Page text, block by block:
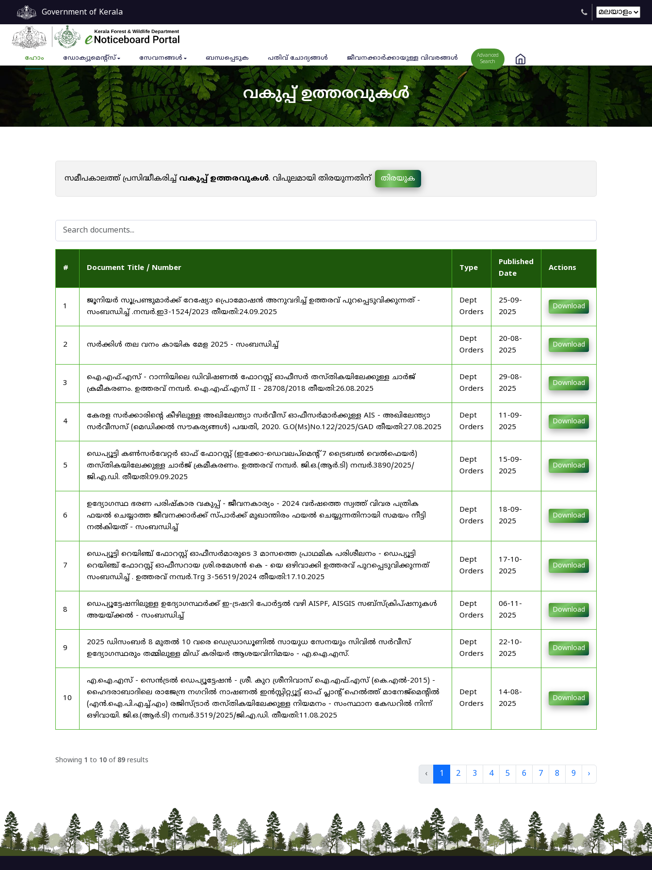
Government of Kerala
ഹോം ഡോക്യുമെൻ്റ്സ് സേവനങ്ങൾ ബന്ധപ്പെടുക പതിവ് ചോദ്യങ്ങൾ ജീവനക്കാര്‍ക്കായുള്ള വിവരങ്ങള്‍
Advanced
Search
വകുപ്പ് ഉത്തരവുകൾ
സമീപകാലത്ത് പ്രസിദ്ധീകരിച്ച്വകുപ്പ് ഉത്തരവുകൾ. വിപുലമായി തിരയുന്നതിന് തിരയുക
# Document Title / Number Type
Published
Date
Actions
1
ജൂനിയർ സൂപ്രണ്ടുമാർക്ക് റേഷ്യോ പ്രൊമോഷൻ അനുവദിച്ച് ഉത്തരവ് പുറപ്പെടുവിക്കുന്നത് -
സംബന്ധിച്ച് .നമ്പർ.ഇ3-1524/2023 തീയതി:24.09.2025
Dept
Orders
25-09-
2025
Download
2 സർക്കിൾ തല വനം കായിക മേള 2025 - സംബന്ധിച്ച്
Dept
Orders
20-08-
2025
Download
3
ഐ.എഫ്.എസ് - റാന്നിയിലെ ഡിവിഷണൽ ഫോറസ്റ്റ് ഓഫീസർ തസ്തികയിലേക്കുള്ള ചാർജ്
ക്രമീകരണം. ഉത്തരവ് നമ്പർ. ഐ.എഫ്.എസ് II - 28708/2018 തീയതി:26.08.2025
Dept
Orders
29-08-
2025
Download
4
കേരള സർക്കാരിന്റെ കീഴിലുള്ള അഖിലേന്ത്യാ സർവീസ് ഓഫീസർമാർക്കുള്ള AIS - അഖിലേന്ത്യാ
സർവീസസ് (മെഡിക്കൽ സൗകര്യങ്ങൾ) പദ്ധതി, 2020. G.O(Ms)No.122/2025/GAD തീയതി:27.08.2025
Dept
Orders
11-09-
2025
Download
5
ഡെപ്യൂട്ടി കൺസർവേറ്റർ ഓഫ് ഫോറസ്റ്റ് (ഇക്കോ-ഡെവലപ്മെന്റ് 7 ട്രൈബൽ വെൽഫെയർ)
തസ്തികയിലേക്കുള്ള ചാർജ് ക്രമീകരണം. ഉത്തരവ് നമ്പർ. ജി.ഒ.(ആർ.ടി) നമ്പർ.3890/2025/
ജി.എ.ഡി. തീയതി:09.09.2025
Dept
Orders
15-09-
2025
Download
6
ഉദ്യോഗസ്ഥ ഭരണ പരിഷ്കാര വകുപ്പ് - ജീവനകാര്യം - 2024 വർഷത്തെ സ്വത്ത് വിവര പത്രിക
ഫയൽ ചെയ്യാത്ത ജീവനക്കാർക്ക് സ്പാർക്ക് മുഖാന്തിരം ഫയൽ ചെയ്യുന്നതിനായി സമയം നീട്ടി
നൽകിയത് - സംബന്ധിച്ച്
Dept
Orders
18-09-
2025
Download
7
ഡെപ്യൂട്ടി റെയിഞ്ച് ഫോറസ്റ്റ് ഓഫീസർമാരുടെ 3 മാസത്തെ പ്രാഥമിക പരിശീലനം - ഡെപ്യൂട്ടി
റെയിഞ്ച് ഫോറസ്റ്റ് ഓഫീസറായ ശ്രി.രമേശൻ കെ - യെ ഒഴിവാക്കി ഉത്തരവ് പുറപ്പെടുവിക്കുന്നത്
സംബന്ധിച്ച് . ഉത്തരവ് നമ്പർ.Trg 3-56519/2024 തീയതി:17.10.2025
Dept
Orders
17-10-
2025
Download
8
ഡെപ്യൂട്ടേഷനിലുള്ള ഉദ്യോഗസ്ഥർക്ക് ഇ-ട്രഷറി പോർട്ടൽ വഴി AISPF, AISGIS സബ്‌സ്‌ക്രിപ്‌ഷനുകൾ
അയയ്ക്കൽ - സംബന്ധിച്ച്
Dept
Orders
06-11-
2025
Download
9
2025 ഡിസംബർ 8 മുതൽ 10 വരെ ഡെഡ്രാഡൂണിൽ സായുധ സേനയും സിവിൽ സർവീസ്
ഉദ്യോഗസ്ഥരും തമ്മിലുള്ള മിഡ് കരിയർ ആശയവിനിമയം - എ.ഐ.എസ്.
Dept
Orders
22-10-
2025
Download
10
എ.ഐ.എസ് - സെൻട്രൽ ഡെപ്യൂട്ടേഷൻ - ശ്രീ. കുറ ശ്രീനിവാസ് ഐ.എഫ്.എസ് (കെ.എൽ-2015) -
ഹൈദരാബാദിലെ രാജേന്ദ്ര നഗറിൽ നാഷണൽ ഇൻസ്റ്റിറ്റ്യൂട്ട് ഓഫ് പ്ലാന്റ് ഹെൽത്ത് മാനേജ്‌മെന്റിൽ
(എൻ.ഐ.പി.എച്ച്.എം) രജിസ്ട്രാർ തസ്തികയിലേക്കുള്ള നിയമനം - സംസ്ഥാന കേഡറിൽ നിന്ന്
ഒഴിവായി. ജി.ഒ.(ആർ.ടി) നമ്പർ.3519/2025/ജി.എ.ഡി. തീയതി:11.08.2025
Dept
Orders
14-08-
2025
Download
Showing 1 to 10 of 89 results
‹ 1 2 3 4 5 6 7 8 9 ›